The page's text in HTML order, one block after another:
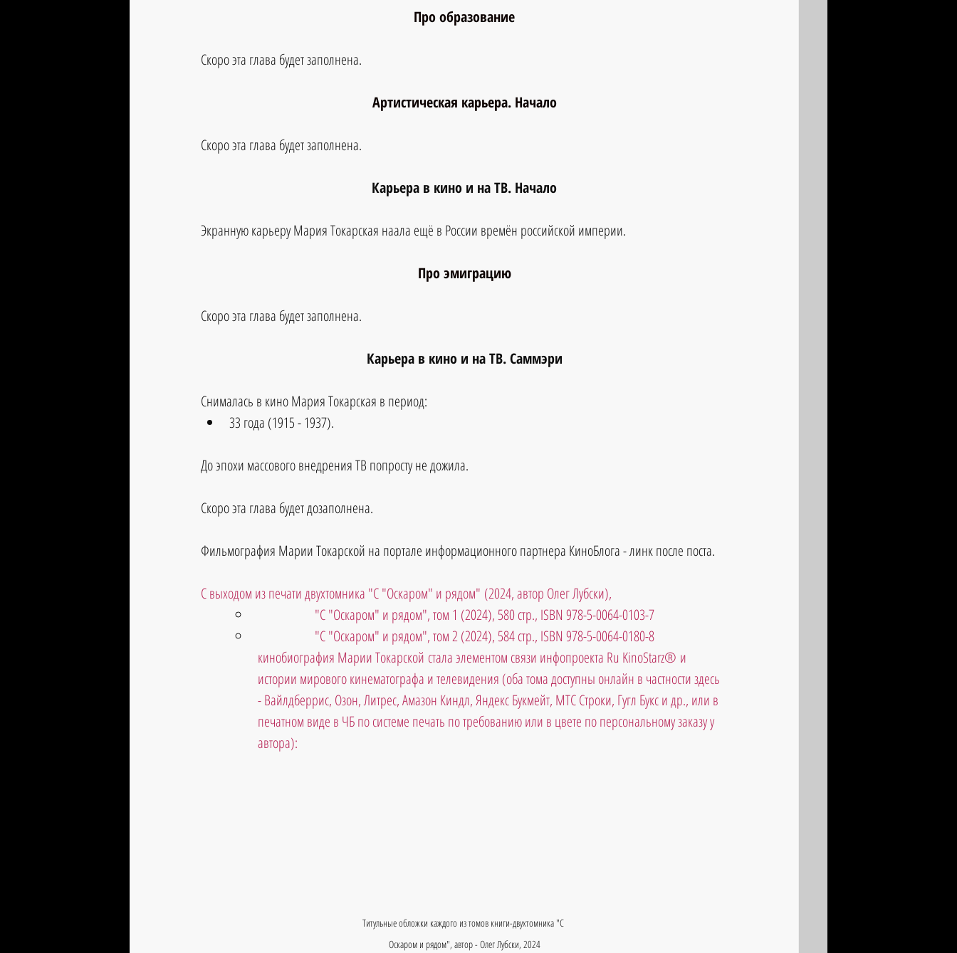
Про образование
Скоро эта глава будет заполнена.
Артистическая карьера. Начало
Скоро эта глава будет заполнена.
Карьера в кино и на ТВ. Начало
Экранную карьеру Мария Токарская наала ещё в России времён российской империи.
Про эмиграцию
Скоро эта глава будет заполнена.
Карьера в кино и на ТВ. Саммэри
Снималась в кино Мария Токарская в период:
33 года (1915 - 1937).
До эпохи массового внедрения ТВ попросту не дожила.
Скоро эта глава будет дозаполнена.
Фильмография Марии Токарской на портале информационного партнера КиноБлога - линк после поста.
С выходом из печати двухтомника "С "Оскаром" и рядом" (2024, автор Олег Лубски),
"С "Оскаром" и рядом", том 1 (2024), 580 стр., ISBN 978-5-0064-0103-7
"С "Оскаром" и рядом", том 2 (2024), 584 стр., ISBN 978-5-0064-0180-8
кинобиография Марии Токарской стала элементом связи инфопроекта Ru KinoStarz® и
истории мирового кинематографа и телевидения (оба тома доступны онлайн в частности здесь
- Вайлдберрис, Озон, Литрес, Амазон Киндл, Яндекс Букмейт, МТС Строки, Гугл Букс и др., или в
печатном виде в ЧБ по системе печать по требованию или в цвете по персональному заказу у
автора):
Титульные обложки каждого из томов книги-двухтомника "С
Оскаром и рядом", автор - Олег Лубски, 2024